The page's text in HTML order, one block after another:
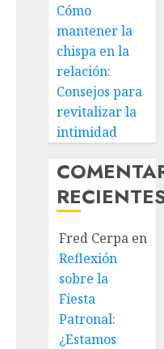
Cómo
mantener la
chispa en la
relación:
Consejos para
revitalizar la
intimidad
Fred Cerpa en
Reflexión
sobre la
Fiesta
Patronal:
¿Estamos